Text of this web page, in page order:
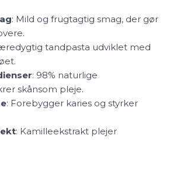
: Mild og frugtagtig smag, der gør
tandpasta udviklet med
: 98% naturlige
skånsom pleje.
: Forebygger karies og styrker
: Kamilleekstrakt plejer